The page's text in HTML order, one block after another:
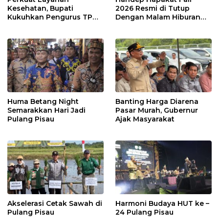
Kesehatan, Bupati
Kukuhkan Pengurus TP
2026 Resmi di Tutup
Dengan Malam Hiburan
Huma Betang Night
Semarakkan Hari Jadi
Pulang Pisau
Banting Harga Diarena
Pasar Murah, Gubernur
Ajak Masyarakat
Akselerasi Cetak Sawah di
Pulang Pisau
Harmoni Budaya HUT ke –
24 Pulang Pisau